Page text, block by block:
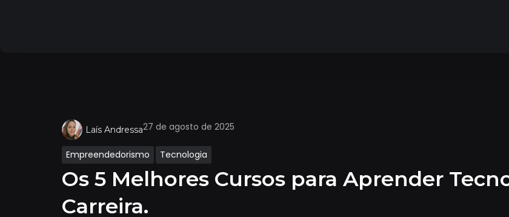
Laís Andressa27 de agosto de 2025
Empreendedorismo Tecnologia
Os 5 Melhores Cursos para Aprender
Carreira.